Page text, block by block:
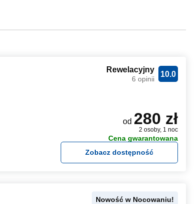
10.0
Rewelacyjny
6 opinii
od 280 zł
2 osoby, 1 noc
Cena gwarantowana
Zobacz dostępność
Nowość w Nocowaniu!